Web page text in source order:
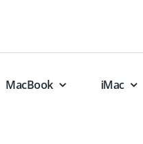
MacBook iMac